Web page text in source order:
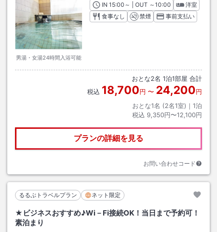
男湯・女湯24時間入浴可能
INチェックイン
15:00 ～ | OUT チェックアウト
～10:00
洋室
食事なし
禁煙 事前支払い
おとな2名 1泊1部屋 合計
税込 18,700円 〜 24,200円
おとな1名 (2名1室)｜ 1泊
税込 9,350円〜12,100円
プランの詳細を見る
お問い合わせコード
るるぶトラベルプラン ネット限定
★ビジネスおすすめ♪Wi－Fi接続OK！当日まで予約可！
素泊まり